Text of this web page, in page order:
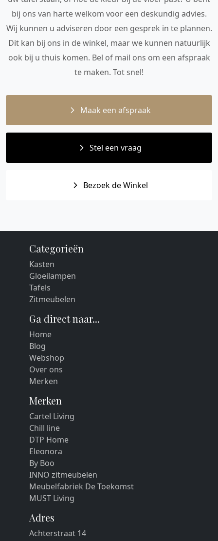
bij ons van harte welkom voor een deskundig advies.
Wij kunnen u adviseren door een gesprek in te plannen.
Dit kan bij ons in de winkel, maar we kunnen natuurlijk
ook bij u thuis komen. Bel of mail ons om een afspraak
te maken. Tot snel!
Maak een afspraak
Stel een vraag
Bezoek de Winkel
Categorieën
Kasten
Gloeilampen
Tafels
Zitmeubelen
Ga direct naar...
Home
Blog
Webshop
Over ons
Merken
Merken
Cartel Living
Chill line
DTP Home
Eleonora
By Boo
INNO zitmeubelen
Meubelfabriek De Toekomst
MUST Living
Adres
Achterstraat 14